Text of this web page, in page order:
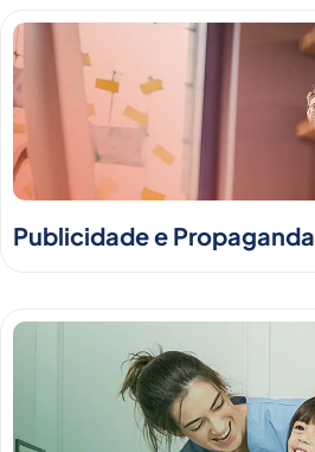
Publicidade e Propaganda